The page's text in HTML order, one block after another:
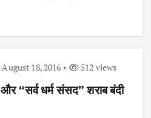
August 18, 2016 512 views
“सर्व धर्म संसद” शराब बंदी